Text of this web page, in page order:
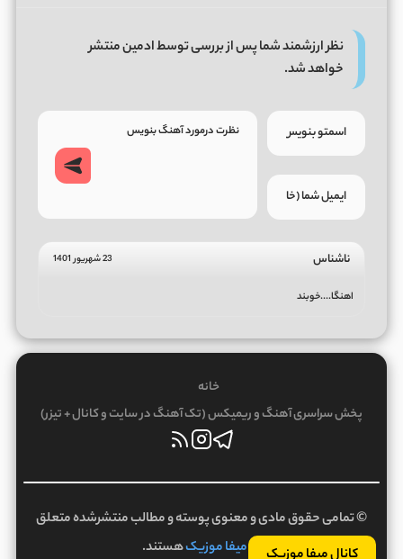
نظر ارزشمند شما پس از بررسی توسط ادمین منتشر
خواهد شد.
ناشناس 23 شهریور 1401
اهنگا....خوبند
خانه
پخش سراسری آهنگ و ریمیکس (تک آهنگ در سایت و کانال + تیزر)
© تمامی حقوق مادی و معنوی پوسته و مطالب منتشرشده متعلق
بهمیفا موزیکهستند.